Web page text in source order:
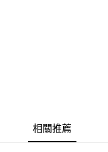
相關推薦